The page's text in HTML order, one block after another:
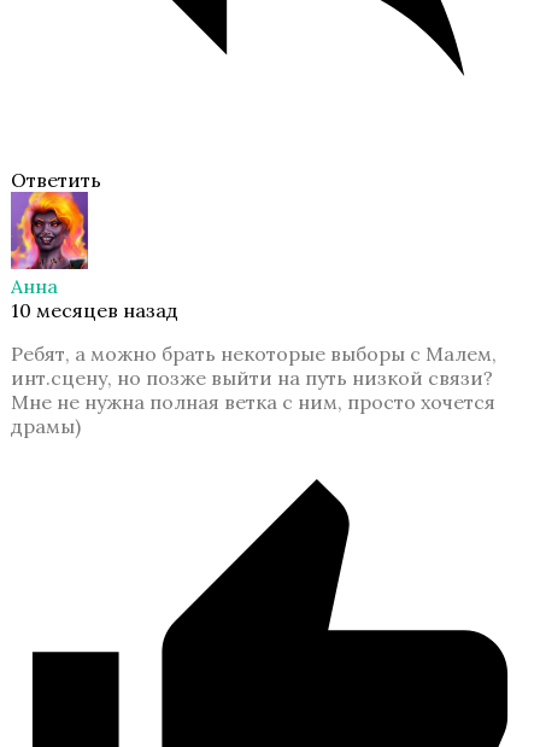
Высокий прибой
Ответить
Анна
10 месяцев назад
Ребят, а можно брать некоторые выборы с Малем,
инт.сцену, но позже выйти на путь низкой связи?
Мне не нужна полная ветка с ним, просто хочется
драмы)